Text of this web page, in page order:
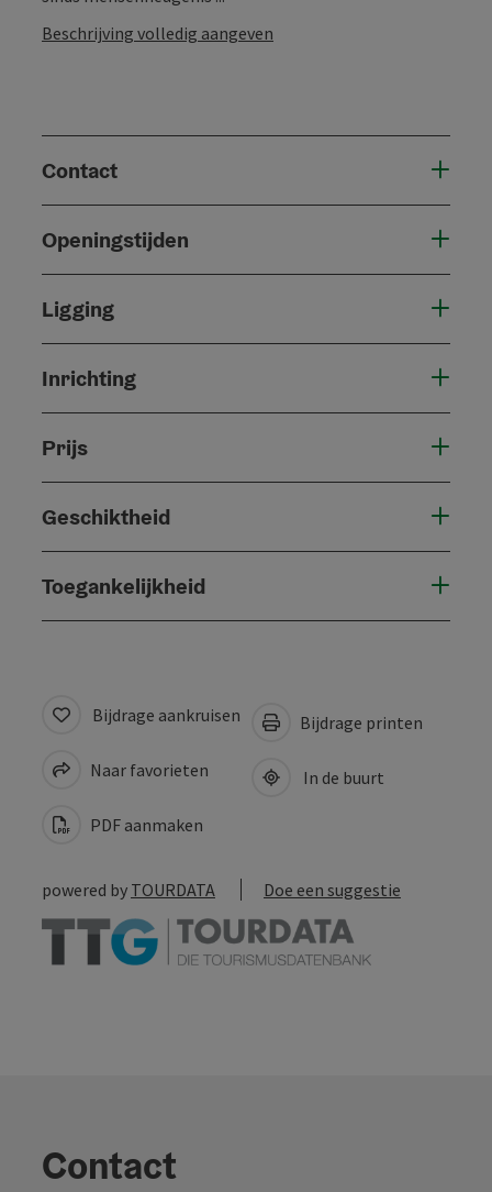
Beschrijving volledig aangeven
Contact
Openingstijden
Ligging
Inrichting
Prijs
Geschiktheid
Toegankelijkheid
Bijdrage aankruisen
Naar favorieten
PDF aanmaken
Bijdrage printen
In de buurt
powered by TOURDATA Doe een suggestie
Contact